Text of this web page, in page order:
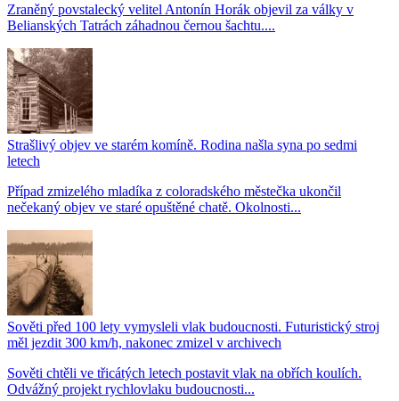
Zraněný povstalecký velitel Antonín Horák objevil za války v
Belianských Tatrách záhadnou černou šachtu....
Strašlivý objev ve starém komíně. Rodina našla syna po sedmi
letech
Případ zmizelého mladíka z coloradského městečka ukončil
nečekaný objev ve staré opuštěné chatě. Okolnosti...
Sověti před 100 lety vymysleli vlak budoucnosti. Futuristický stroj
měl jezdit 300 km/h, nakonec zmizel v archivech
Sověti chtěli ve třicátých letech postavit vlak na obřích koulích.
Odvážný projekt rychlovlaku budoucnosti...